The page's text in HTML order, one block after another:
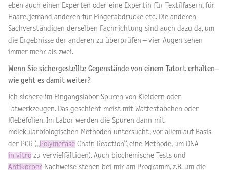
eben auch einen Experten oder eine Expertin für Textilfasern, für
Haare, jemand anderen für Fingerabdrücke etc. Die anderen
Sachverständigen derselben Fachrichtung sind auch dazu da, um
die Ergebnisse der anderen zu überprüfen – vier Augen sehen
immer mehr als zwei.
Wenn Sie sichergestellte Gegenstände von einem Tatort erhalten–
wie geht es damit weiter?
Ich sichere im Eingangslabor Spuren von Kleidern oder
Tatwerkzeugen. Das geschieht meist mit Wattestäbchen oder
Klebefolien. Im Labor werden die Spuren dann mit
molekularbiologischen Methoden untersucht, vor allem auf Basis
der PCR („Polymerase Chain Reaction“, eine Methode, um DNA
in vitro zu vervielfältigen). Auch biochemische Tests und
Antikörper-Nachweise stehen bei mir am Programm, z.B. um die